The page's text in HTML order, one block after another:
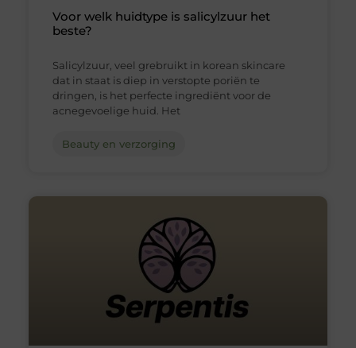
Voor welk huidtype is salicylzuur het
beste?
Salicylzuur, veel grebruikt in korean skincare
dat in staat is diep in verstopte poriën te
dringen, is het perfecte ingrediënt voor de
acnegevoelige huid. Het
Beauty en verzorging